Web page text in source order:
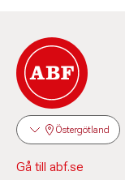
Östergötland
Gå till abf.se